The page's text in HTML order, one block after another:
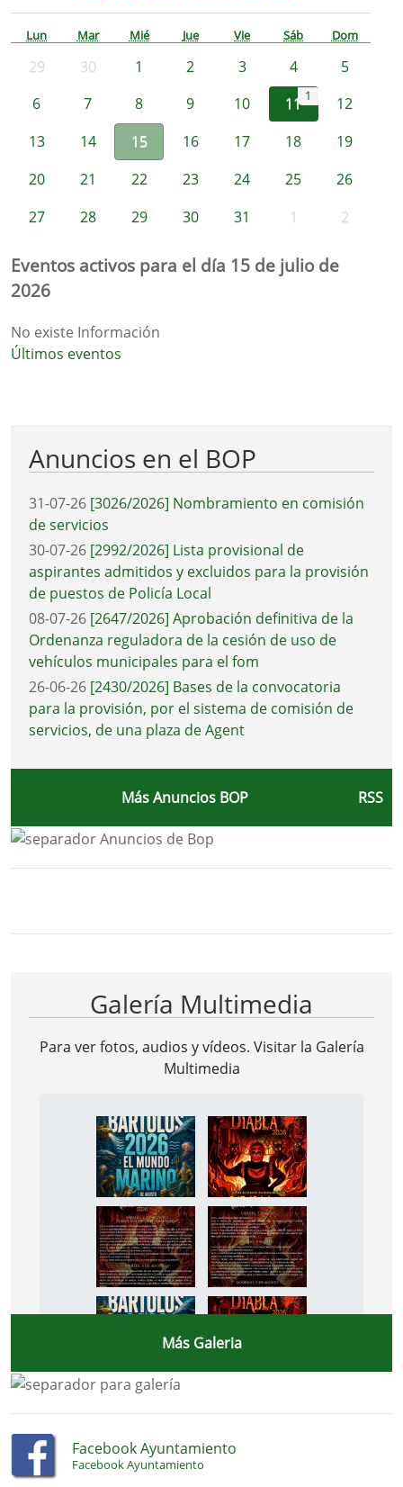
Lun Mar Mié Jue Vie Sáb Dom
29 30 1 2 3 4
5
6
7 8 9 10 11 1
12
13
14 15 16 17 18
19
20
21 22 23 24 25
26
27
28 29 30 31 1 2
Eventos activos para el día 15 de julio de
2026
No existe Información
Últimos eventos
Anuncios en el BOP
31-07-26 [3026/2026] Nombramiento en comisión
de servicios
30-07-26 [2992/2026] Lista provisional de
aspirantes admitidos y excluidos para la provisión
de puestos de Policía Local
08-07-26 [2647/2026] Aprobación definitiva de la
Ordenanza reguladora de la cesión de uso de
vehículos municipales para el fom
26-06-26 [2430/2026] Bases de la convocatoria
para la provisión, por el sistema de comisión de
servicios, de una plaza de Agent
Más Anuncios BOP RSS
Galería Multimedia
Para ver fotos, audios y vídeos. Visitar la Galería
Multimedia
Más Galeria
Facebook Ayuntamiento
Facebook Ayuntamiento